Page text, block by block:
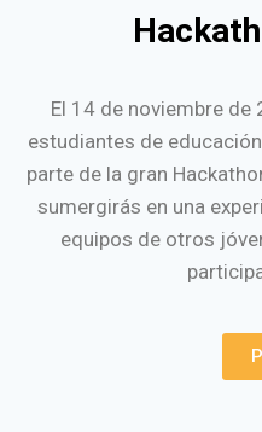
El 14 de noviembre
estudiantes de
parte de la gran
sumergirás en una
equipos de otros